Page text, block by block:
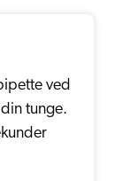
ved
tunge.